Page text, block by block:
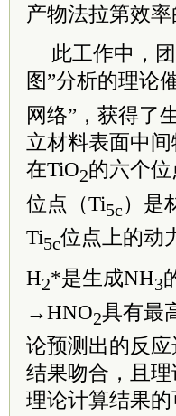
产物法拉第效
此工作中，
图”分析的理论
网络”，获得了
立材料表面中
在TiO2的六个
位点（Ti5c）是
Ti5c位点上的动
H2*是生成NH3
→HNO2具有最
论预测出的反
结果吻合，且
理论计算结果的